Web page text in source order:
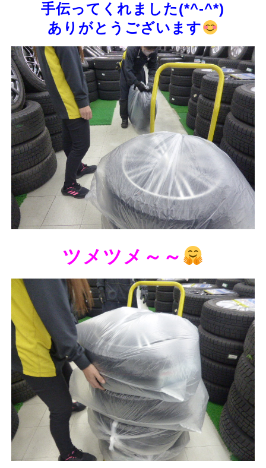
手伝ってくれました(*^-^*)
ありがとうございます
ツメツメ～～